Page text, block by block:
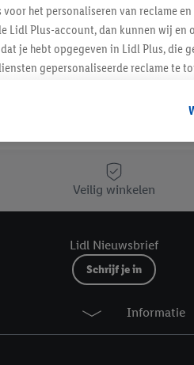
Veilig winkelen
Lidl Nieuwsbrief
Schrijf je in
Informatie
het personaliseren van reclame
Lidl Plus-account, dan kunnen wij en
je hebt opgegeven in Lidl Plus, die
gepersonaliseerde reclame te
kunnen retargeting advertenties
door het product in een
advertenties kunnen op
verschillende eindapparaten en Lidl-
of met identifiers waarover
welke cookies en vergelijkbare
kan je er meer informatie vinden
voor de optie dat er enkel technisch
in met alle verwerkingen voor alle
gegevens en je recht om jouw